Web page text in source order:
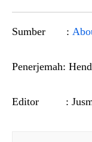
Sumber :
Penerjemah:
Editor :